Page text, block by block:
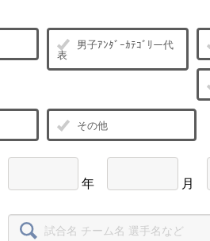
男子ｱﾝﾀﾞｰｶﾃｺﾞﾘー代
表
その他
年 月